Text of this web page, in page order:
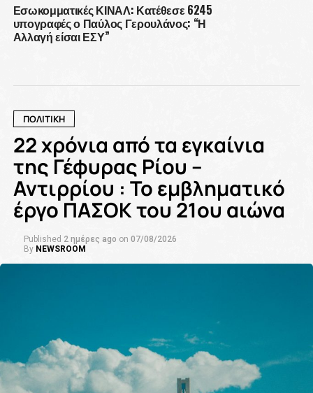
Εσωκομματικές ΚΙΝΑΛ: Κατέθεσε 6245
υπογραφές ο Παύλος Γερουλάνος: “Η
Αλλαγή είσαι ΕΣΥ”
ΠΟΛΙΤΙΚΗ
22 χρόνια από τα εγκαίνια
της Γέφυρας Ρίου –
Αντιρρίου : Το εμβληματικό
έργο ΠΑΣΟΚ του 21ου αιώνα
Published 2 ημέρες ago on 07/08/2026
By NEWSROOM